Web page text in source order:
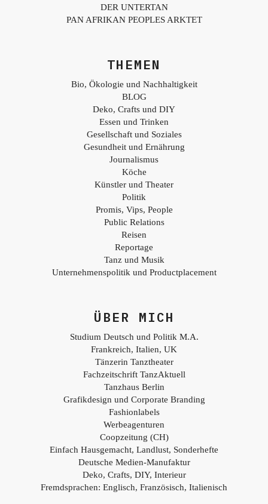
DER UNTERTAN
PAN AFRIKAN PEOPLES ARKTET
THEMEN
Bio, Ökologie und Nachhaltigkeit
BLOG
Deko, Crafts und DIY
Essen und Trinken
Gesellschaft und Soziales
Gesundheit und Ernährung
Journalismus
Köche
Künstler und Theater
Politik
Promis, Vips, People
Public Relations
Reisen
Reportage
Tanz und Musik
Unternehmenspolitik und Productplacement
ÜBER MICH
Studium Deutsch und Politik M.A.
Frankreich, Italien, UK
Tänzerin Tanztheater
Fachzeitschrift TanzAktuell
Tanzhaus Berlin
Grafikdesign und Corporate Branding
Fashionlabels
Werbeagenturen
Coopzeitung (CH)
Einfach Hausgemacht, Landlust, Sonderhefte
Deutsche Medien-Manufaktur
Deko, Crafts, DIY, Interieur
Fremdsprachen: Englisch, Französisch, Italienisch